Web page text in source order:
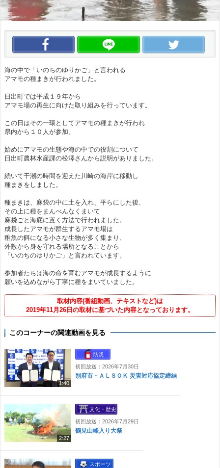
この動画をいいね！ この動画をLINEで送る
海の中で「いのちのゆりかご」と言われる
アマモの種まきが行われました。
日出町では平成１９年から
アマモ場の再生に向けた取り組みを行っています。
この日はその一環としてアマモの種まきが行われ
県内から１０人が参加。
始めにアマモの生態や海の中での役割について
日出町農林水産課の松澤さんから説明がありました。
続いて干潮の時間を迎えた川崎の海岸に移動し
種まきをしました。
種まきは、麻袋の中に土を入れ、平らにした後、
その上に種をまんべんなくまいて
麻袋ごと海底に置く方法で行われました。
成長したアマモが群生するアマモ場は
稚魚の餌になる小さな生物が多く集まり、
外敵から身を守れる場所となることから
「いのちのゆりかご」と言われています。
参加者たちは海の命を育むアマモが成長するように
願いを込めながら丁寧に種をまいていました。
取材内容(番組動画、テキストなど)は
2019年11月26日の取材に基づいた内容となっております。
このコーナーの関連動画を見る
1:40
防災
初回放送：2026年7月30日
別府市・ＡＬＳＯＫ 災害対応協定締結
2:27
文化・歴史
初回放送：2026年7月29日
鶴見山峰入り大祭
スポーツ